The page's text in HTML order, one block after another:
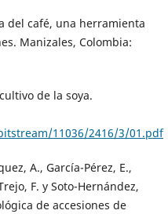
del café, una herramienta
Manizales, Colombia:
de la soya.
11036/2416/3/01.pdf
A., García-Pérez, E.,
F. y Soto-Hernández,
de accesiones de